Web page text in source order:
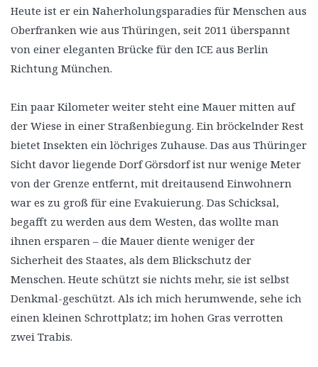
Heute ist er ein Naherholungsparadies für Menschen aus
Oberfranken wie aus Thüringen, seit 2011 überspannt
von einer eleganten Brücke für den ICE aus Berlin
Richtung München.
Ein paar Kilometer weiter steht eine Mauer mitten auf
der Wiese in einer Straßenbiegung. Ein bröckelnder Rest
bietet Insekten ein löchriges Zuhause. Das aus Thüringer
Sicht davor liegende Dorf Görsdorf ist nur wenige Meter
von der Grenze entfernt, mit dreitausend Einwohnern
war es zu groß für eine Evakuierung. Das Schicksal,
begafft zu werden aus dem Westen, das wollte man
ihnen ersparen – die Mauer diente weniger der
Sicherheit des Staates, als dem Blickschutz der
Menschen. Heute schützt sie nichts mehr, sie ist selbst
Denkmal-geschützt. Als ich mich herumwende, sehe ich
einen kleinen Schrottplatz; im hohen Gras verrotten
zwei Trabis.